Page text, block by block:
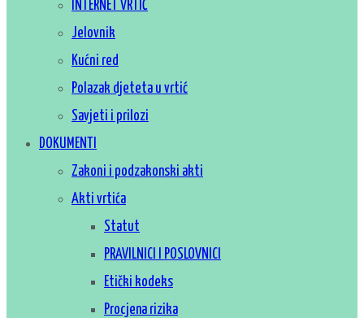
INTERNET VRTIĆ
Jelovnik
Kućni red
Polazak djeteta u vrtić
Savjeti i prilozi
DOKUMENTI
Zakoni i podzakonski akti
Akti vrtića
Statut
PRAVILNICI I POSLOVNICI
Etički kodeks
Procjena rizika